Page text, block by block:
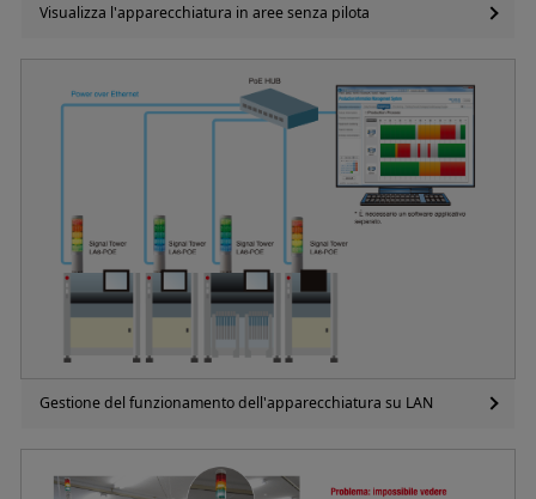
Visualizza l'apparecchiatura in aree senza pilota
Gestione del funzionamento dell'apparecchiatura su LAN